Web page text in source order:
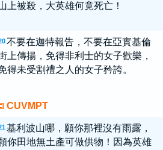
上被殺，大英雄何竟死亡！
不要在迦特報告，不要在亞實基倫
上傳揚，免得非利士的女子歡樂，
得未受割禮之人的女子矜誇。
CUVMPT
基利波山哪，願你那裡沒有雨露，
你田地無土產可做供物！因為英雄